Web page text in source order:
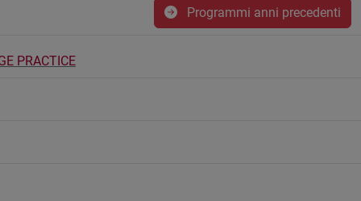
Programmi anni precedenti
PRACTICE